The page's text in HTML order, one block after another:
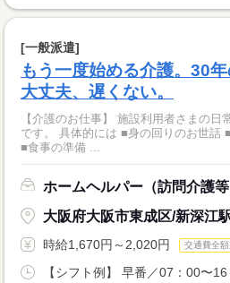
[一般派遣]
もう一度始める介護。30
大丈夫、遅くない。
【介護のお仕事】 施設利用者さまの
です。 具体的には ■身の回りのお世話 ■レクリエーションの見守り
■食事の準備 ...
ホームヘルパー（訪問介護等
大阪府大阪市東成区/新深江
時給1,670円～2,020円 交通費全
【シフト例】 早番／07：00〜16